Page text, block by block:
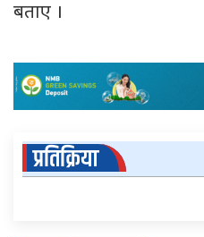
बताए ।
प्रतिक्रिया